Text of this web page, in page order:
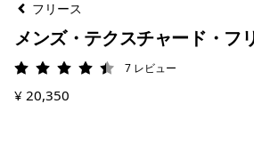
フリース
メンズ・テクスチャード・フ
評価: 4.4 / 5
7 レビュー
¥ 20,350